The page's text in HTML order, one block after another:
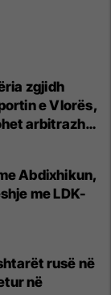
zgjidh
e Vlorës,
arbitrazhit
Abdixhikun,
me LDK-
rusë në
në